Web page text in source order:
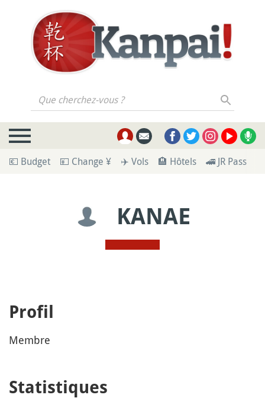
Que cherchez-vous ?
💶 Budget 💴 Change ¥ ✈️ Vols 🏨 Hôtels 🚄 JR Pass
KANAE
Profil
Membre
Statistiques